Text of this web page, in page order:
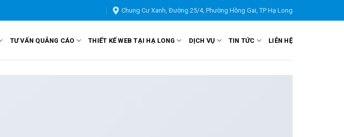
Chung Cư Xanh, Đường 25/4, Phường Hồng Gai, TP Hạ Long
TƯ VẤN QUẢNG CÁO THIẾT KẾ WEB TẠI HẠ LONG DỊCH VỤ TIN TỨC LIÊN HỆ